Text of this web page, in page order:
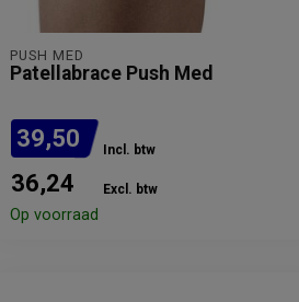
PUSH MED
Patellabrace Push Med
39,50 Incl. btw
36,24 Excl. btw
Op voorraad